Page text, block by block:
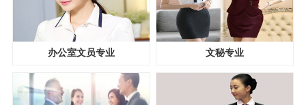
办公室文员专业 文秘专业